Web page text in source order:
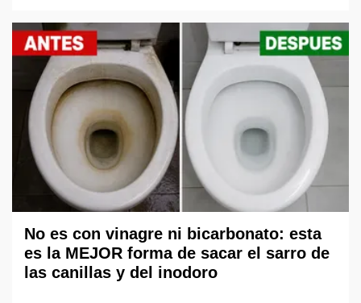
No es con vinagre ni bicarbonato: esta
es la MEJOR forma de sacar el sarro de
las canillas y del inodoro